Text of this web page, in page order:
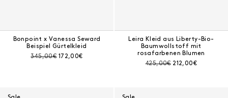
Bonpoint x Vanessa Seward
Beispiel Gürtelkleid
Preis vor Rabatt:
345,00€ Aktueller Preis:
172,00€
Leira Kleid aus Liberty-Bio-
Baumwollstoff mit
rosafarbenen Blumen
Preis vor Rabatt:
425,00€ Aktueller Preis:
212,00€